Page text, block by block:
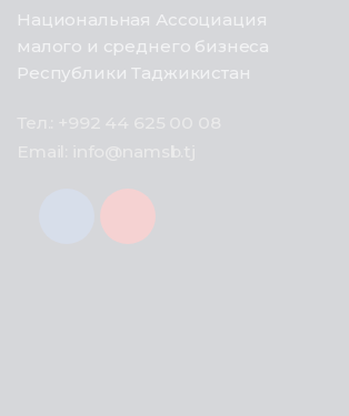
Национальная Ассоциация
малого и среднего бизнеса
Республики Таджикистан